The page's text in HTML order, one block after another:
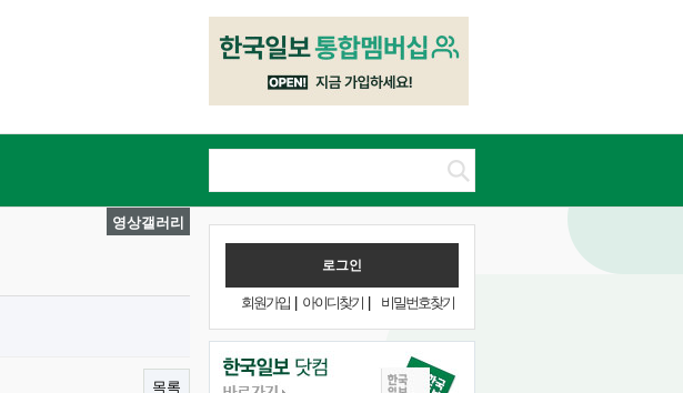
회원가입| 아이디찾기 비밀번호찾기
영상갤러리
목록